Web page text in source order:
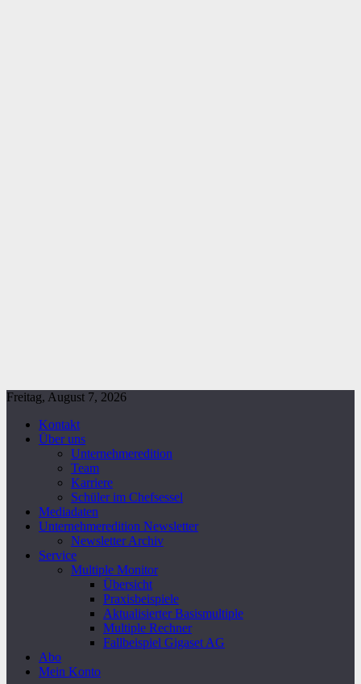
Freitag, August 7, 2026
Kontakt
Über uns
Unternehmeredition
Team
Karriere
Schüler im Chefsessel
Mediadaten
Unternehmeredition Newsletter
Newsletter Archiv
Service
Multiple Monitor
Übersicht
Praxisbeispiele
Aktualisierter Basismultiple
Multiple Rechner
Fallbeispiel Gigaset AG
Abo
Mein Konto